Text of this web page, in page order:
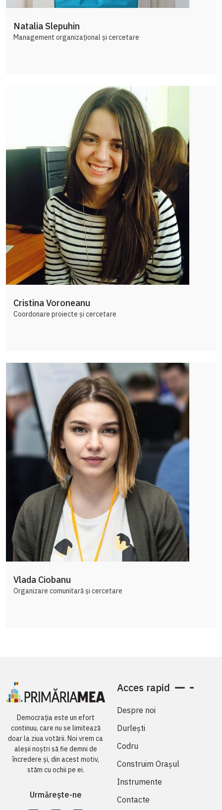
Natalia Slepuhin
Management organizațional și cercetare
Cristina Voroneanu
Coordonare proiecte și cercetare
Vlada Ciobanu
Organizare comunitară și cercetare
Democrația este un efort
continuu, care nu se limitează
doar la ziua votării. Noi vrem ca
aleșii noștri să fie demni de
încredere și, din acest motiv,
stăm cu ochii pe ei.
Urmărește-ne
Acces rapid
Despre noi
Durlești
Codru
Construim Orașul
Instrumente
Contacte